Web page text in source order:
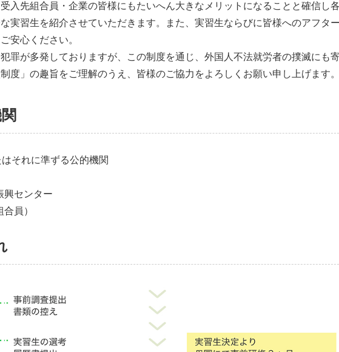
入先組合員・企業の皆様にもたいへん大きなメリットになることと確信し
実習生を紹介させていただきます。また、実習生ならびに皆様へのアフタ
安心ください。
罪が多発しておりますが、この制度を通じ、外国人不法就労者の撲滅にも
度」の趣旨をご理解のうえ、皆様のご協力をよろしくお願い申し上げます。
それに準ずる公的機関
興センター
員）